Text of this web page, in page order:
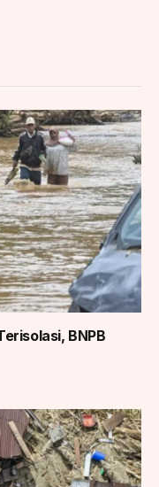
BNPB